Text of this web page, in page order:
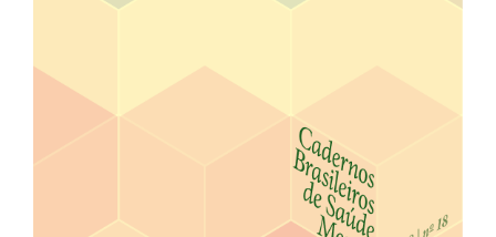
artigos